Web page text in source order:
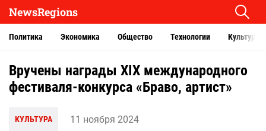
NewsRegions
Политика Экономика Общество Технологии Культура
Вручены награды XIX международного
фестиваля-конкурса «Браво, артист»
КУЛЬТУРА 11 ноября 2024